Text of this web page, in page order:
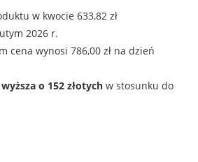
w kwocie 633,82 zł
2026 r.
cena wynosi 786,00 zł na dzień
wyższa o 152 złotych w stosunku do